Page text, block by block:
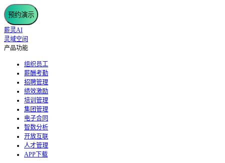
预约演示
薪灵AI
灵域空间
产品功能
组织员工
薪酬考勤
招聘管理
绩效激励
培训管理
集团管理
电子合同
智数分析
开放互联
人才管理
APP下载